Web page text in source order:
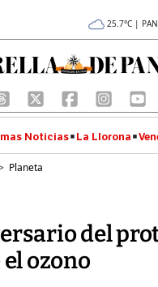
25.7°C |
Noticias La Llorona
Planeta
del
ozono